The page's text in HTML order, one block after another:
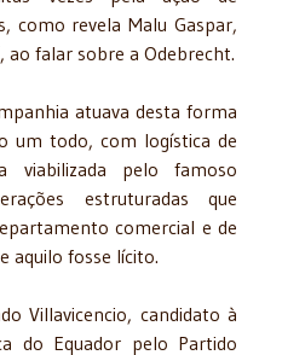
como revela Malu Gaspar,
ao falar sobre a Odebrecht.
atuava desta forma
um todo, com logística de
viabilizada pelo famoso
estruturadas que
comercial e de
aquilo fosse lícito.
Villavicencio, candidato à
do Equador pelo Partido